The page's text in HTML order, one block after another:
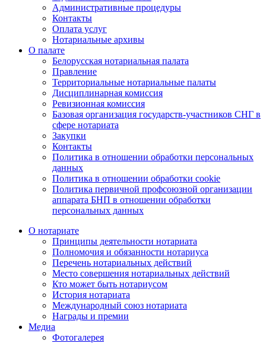
Административные процедуры
Контакты
Оплата услуг
Нотариальные архивы
О палате
Белорусская нотариальная палата
Правление
Территориальные нотариальные палаты
Дисциплинарная комиссия
Ревизионная комиссия
Базовая организация государств-участников СНГ в
сфере нотариата
Закупки
Контакты
Политика в отношении обработки персональных
данных
Политика в отношении обработки cookie
Политика первичной профсоюзной организации
аппарата БНП в отношении обработки
персональных данных
О нотариате
Принципы деятельности нотариата
Полномочия и обязанности нотариуса
Перечень нотариальных действий
Место совершения нотариальных действий
Кто может быть нотариусом
История нотариата
Международный союз нотариата
Награды и премии
Медиа
Фотогалерея